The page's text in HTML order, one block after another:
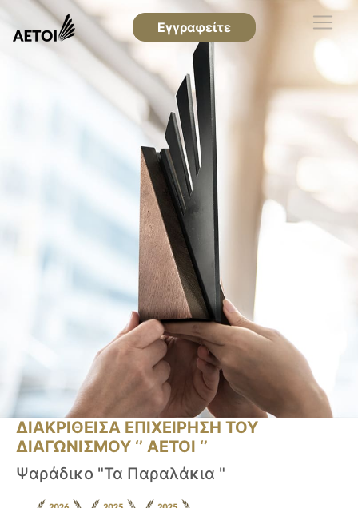
Εγγραφείτε
ΔΙΑΚΡΙΘΕΙΣΑ ΕΠΙΧΕΙΡΗΣΗ ΤΟΥ
ΔΙΑΓΩΝΙΣΜΟΥ ‘’ ΑΕΤΟΙ ‘’
Ψαράδικο "Τα Παραλάκια "